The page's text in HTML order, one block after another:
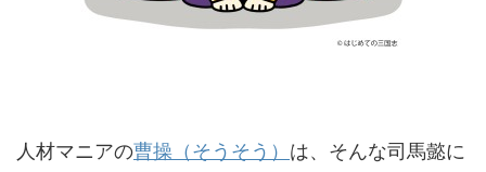
人材マニアの曹操（そうそう） は、そんな司馬懿に